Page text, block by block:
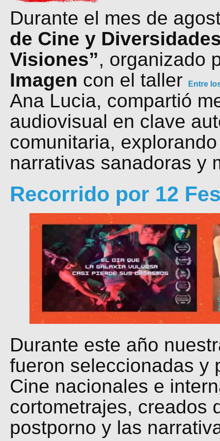
Durante el mes de
de Cine y
Visiones”, organizado
Imagen con el taller Entre
Ana Lucia, compartió
audiovisual en clave
comunitaria,
narrativas sanadoras y
Recorrido por 12
Durante este año
fueron seleccionadas y
Cine nacionales e
cortometrajes, creados
postporno y las